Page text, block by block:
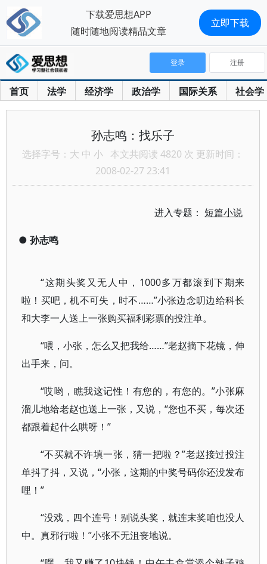
首页 法学 经济学 政治学 国际关系 社会学
登录 注册
孙志鸣：找乐子
选择字号： 大 中 小 本文共阅读 4820 次 更新时间：
2008-02-27 23:41
进入专题：短篇小说
● 孙志鸣
“这期头奖又无人中，1000多万都滚到下期来
啦！买吧，机不可失，时不……”小张边念叨边给科长
和大李一人送上一张购买福利彩票的投注单。
“喂，小张，怎么又把我给……”老赵摘下花镜，伸
出手来，问。
“哎哟，瞧我这记性！有您的，有您的。”小张麻
溜儿地给老赵也送上一张，又说，“您也不买，每次还
都跟着起什么哄呀！”
“不买就不许填一张，猜一把啦？”老赵接过投注
单抖了抖，又说，“小张，这期的中奖号码你还没发布
哩！”
“没戏，四个连号！别说头奖，就连末奖咱也没人
中。真邪行啦！”小张不无沮丧地说。
下载爱思想APP
随时随地阅读精品文章
立即下载